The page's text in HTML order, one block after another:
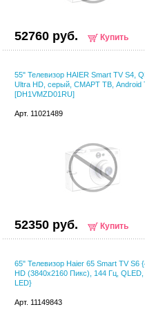
52760 руб. Купить
55" Телевизор HAIER Smart TV S4,
Ultra HD, серый, СМАРТ ТВ, Android
[DH1VMZD01RU]
Арт. 11021489
52350 руб. Купить
65" Телевизор Haier 65 Smart TV S6
HD (3840x2160 Пикс), 144 Гц,
LED}
Арт. 11149843